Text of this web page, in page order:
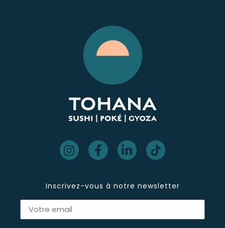
Inscrivez-vous à notre newsletter